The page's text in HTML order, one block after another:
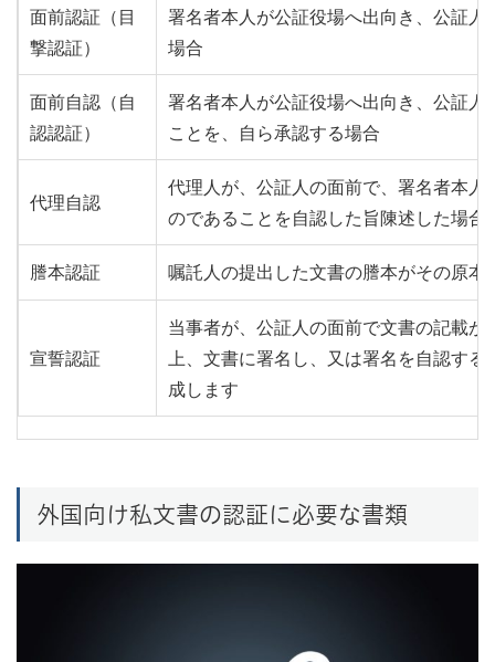
面前認証（目
撃認証）
署名者本人が公証役場へ出向き、公証人
場合
面前自認（自
認認証）
署名者本人が公証役場へ出向き、公証人
ことを、自ら承認する場合
代理自認
代理人が、公証人の面前で、署名者本人
のであることを自認した旨陳述した場合
謄本認証 嘱託人の提出した文書の謄本がその原本
宣誓認証
当事者が、公証人の面前で文書の記載
上、文書に署名し、又は署名を自認する
成します
外国向け私文書の認証に必要な書類